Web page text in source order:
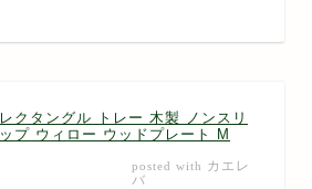
レクタングル トレー 木製 ノンスリ
ップ ウィロー ウッドプレート M
posted with カエレ
バ